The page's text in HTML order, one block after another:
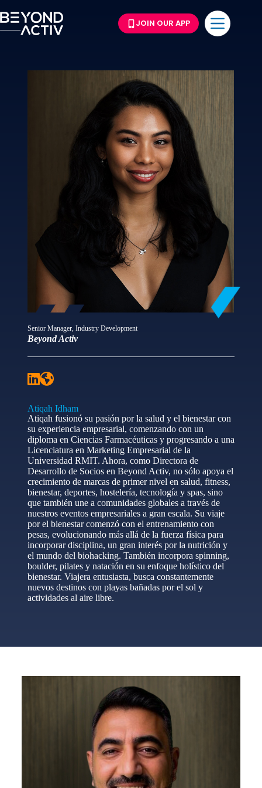
JOIN OUR APP
Senior Manager, Industry Development
Beyond Activ
Atiqah Idham
Atiqah fusionó su pasión por la salud y el bienestar con
su experiencia empresarial, comenzando con un
diploma en Ciencias Farmacéuticas y progresando a una
Licenciatura en Marketing Empresarial de la
Universidad RMIT. Ahora, como Directora de
Desarrollo de Socios en Beyond Activ, no sólo apoya el
crecimiento de marcas de primer nivel en salud, fitness,
bienestar, deportes, hostelería, tecnología y spas, sino
que también une a comunidades globales a través de
nuestros eventos empresariales a gran escala. Su viaje
por el bienestar comenzó con el entrenamiento con
pesas, evolucionando más allá de la fuerza física para
incorporar disciplina, un gran interés por la nutrición y
el mundo del biohacking. También incorpora spinning,
boulder, pilates y natación en su enfoque holístico del
bienestar. Viajera entusiasta, busca constantemente
nuevos destinos con playas bañadas por el sol y
actividades al aire libre.